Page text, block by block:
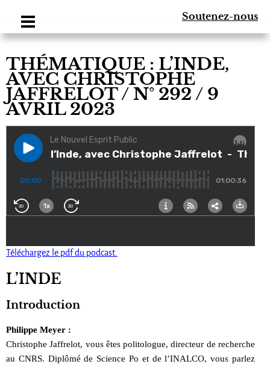
Soutenez-nous
THÉMATIQUE : L’INDE,
AVEC CHRISTOPHE
JAFFRELOT / N° 292 / 9
AVRIL 2023
Téléchargez le pdf du podcast.
L’INDE
Introduction
Philippe Meyer :
Christophe Jaffrelot, vous êtes politologue, directeur de recherche
au CNRS. Diplômé de Science Po et de l’INALCO, vous parlez